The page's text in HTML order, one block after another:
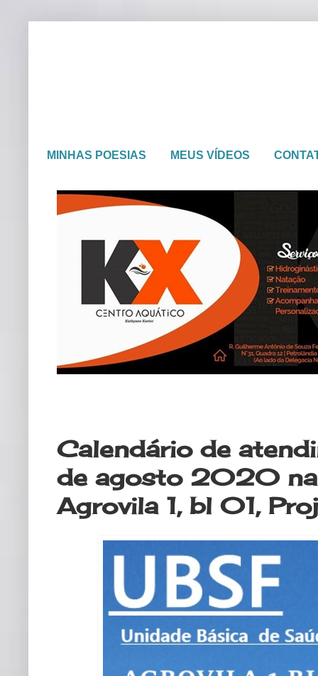
MINHAS POESIAS MEUS VÍDEOS
Calendário de
de agosto 2020 na
Agrovila 1, bl 01,